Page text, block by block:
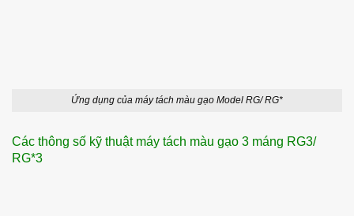
Ứng dụng của máy tách màu gạo Model RG/ RG*
Các thông số kỹ thuật máy tách màu gạo 3 máng RG3/
RG*3